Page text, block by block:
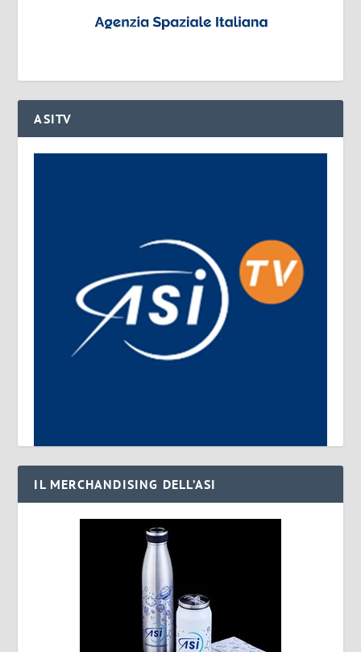
ASITV
IL MERCHANDISING DELL’ASI